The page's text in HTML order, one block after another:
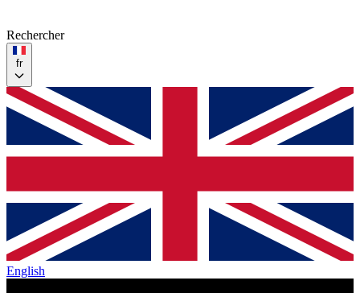
Rechercher
fr
English